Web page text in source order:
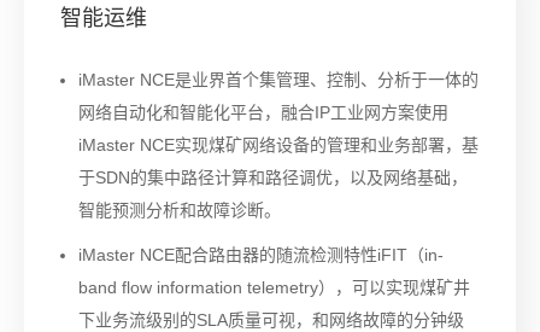
智能运维
iMaster NCE是业界首个集管理、控制、分析于一体的
网络自动化和智能化平台，融合IP工业网方案使用
iMaster NCE实现煤矿网络设备的管理和业务部署，基
于SDN的集中路径计算和路径调优，以及网络基础，
智能预测分析和故障诊断。
iMaster NCE配合路由器的随流检测特性iFIT（in-
band flow information telemetry），可以实现煤矿井
下业务流级别的SLA质量可视，和网络故障的分钟级